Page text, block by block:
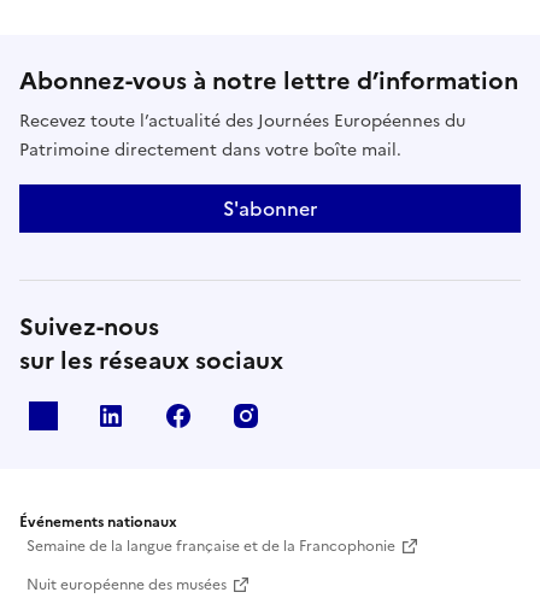
Abonnez-vous à notre lettre d’information
Recevez toute l’actualité des Journées Européennes du
Patrimoine directement dans votre boîte mail.
S'abonner
Suivez-nous
sur les réseaux sociaux
Linkedin Facebook
Événements nationaux
Semaine de la langue française et de la Francophonie
Nuit européenne des musées